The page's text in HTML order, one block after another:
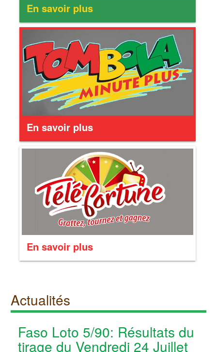
En savoir plus
En savoir plus
En savoir plus
Actualités
Faso Loto 5/90: Résultats du
tirage du Vendredi 24 Juillet